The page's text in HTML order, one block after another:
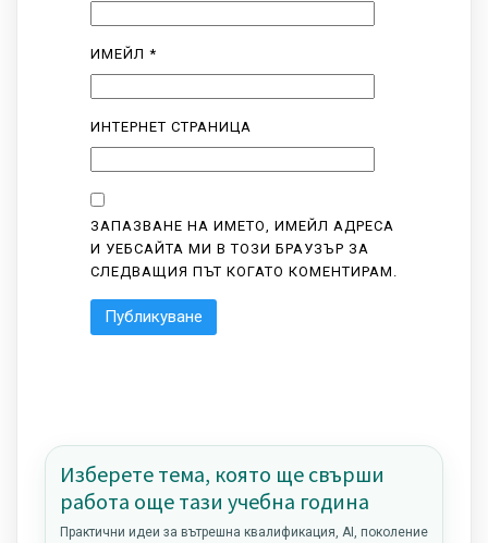
ИМЕЙЛ *
ИНТЕРНЕТ СТРАНИЦА
ЗАПАЗВАНЕ НА ИМЕТО, ИМЕЙЛ АДРЕСА
И УЕБСАЙТА МИ В ТОЗИ БРАУЗЪР ЗА
СЛЕДВАЩИЯ ПЪТ КОГАТО КОМЕНТИРАМ.
Изберете тема, която ще свърши
работа още тази учебна година
Практични идеи за вътрешна квалификация, AI, поколение